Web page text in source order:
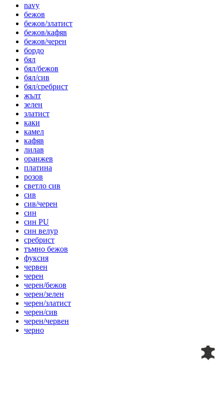
navy
бежов
бежов/златист
бежов/кафяв
бежов/черен
бордо
бял
бял/бежов
бял/сив
бял/сребрист
жълт
зелен
златист
каки
камел
кафяв
лилав
оранжев
платина
розов
светло сив
сив
сив/черен
син
син PU
син велур
сребрист
тъмно бежов
фуксия
червен
черен
черен/бежов
черен/зелен
черен/златист
черен/сив
черен/червен
черно